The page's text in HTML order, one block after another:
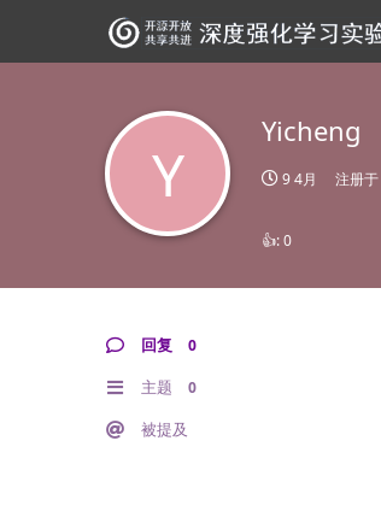
Y
Yicheng
9 4月 注册于
👍:0
回复 0
主题 0
被提及